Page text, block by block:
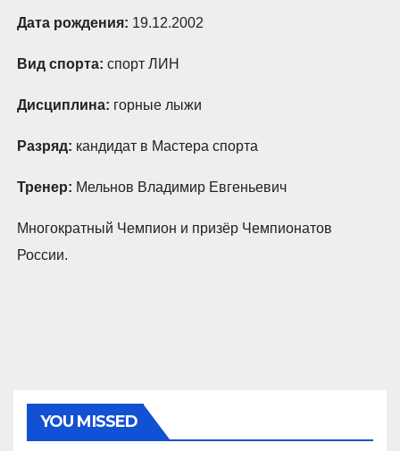
Дата рождения: 19.12.2002
Вид спорта: спорт ЛИН
Дисциплина: горные лыжи
Разряд: кандидат в Мастера спорта
Тренер: Мельнов Владимир Евгеньевич
Многократный Чемпион и призёр Чемпионатов
России.
YOU MISSED